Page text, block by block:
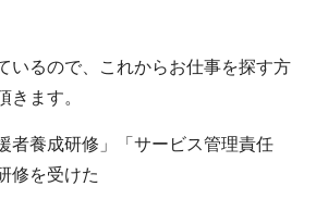
いるので、これからお仕事を探す方
きます。
者養成研修」「サービス管理責任
修を受けた